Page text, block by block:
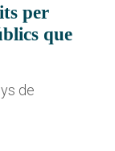
per
que
de